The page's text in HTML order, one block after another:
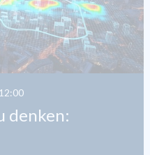
denken: